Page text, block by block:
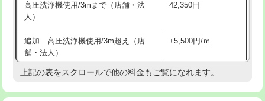
め込み）)
給水管工事※（土の掘削・埋め戻し作
業)
11,000円
給水管工事※（塩ビ管（VP・HI）使
用/3ｍまで)
高圧洗浄機使用/3mまで（店舗・法
人）
42,350円
追加 高圧洗浄機使用/3m超え（店
舗・法人）
+5,500円/ｍ
高度高圧洗浄換 現地調査
上記の表をスクロールで他の料金もご覧になれます。